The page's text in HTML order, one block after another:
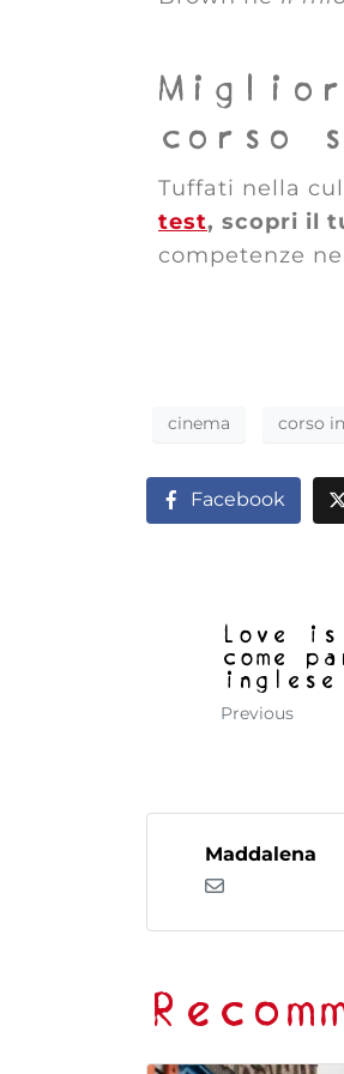
corso
Tuffati nella
test, scopri il
competenze
cinema corso
Facebook
Love
come
inglese
Previous
Maddalena